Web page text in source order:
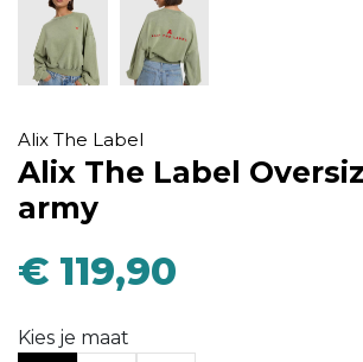
Alix The Label
Alix The Label
army
€ 119,90
Kies je maat